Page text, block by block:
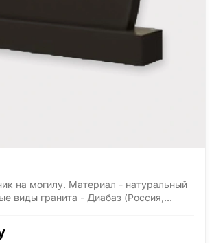
на могилу. Материал - натуральный
виды гранита - Диабаз (Россия,
область), Лабродарит